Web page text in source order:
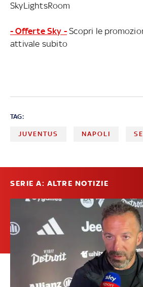
SkyLightsRoom
- Offerte Sky - Scopri le
attivale subito
TAG:
JUVENTUS NAPOLI
SERIE A: ALTRE NOTIZIE